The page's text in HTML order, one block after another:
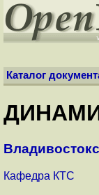
Каталог
Кафедра КТС